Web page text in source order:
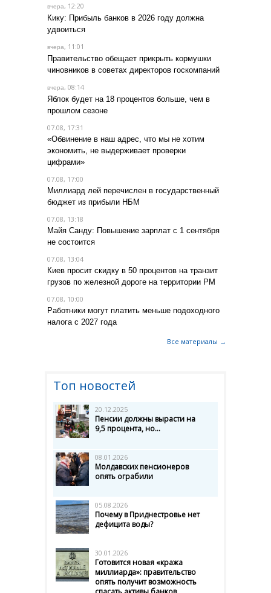
вчера, 12:20
Кику: Прибыль банков в 2026 году должна
удвоиться
вчера, 11:01
Правительство обещает прикрыть кормушки
чиновников в советах директоров госкомпаний
вчера, 08:14
Яблок будет на 18 процентов больше, чем в
прошлом сезоне
07.08, 17:31
«Обвинение в наш адрес, что мы не хотим
экономить, не выдерживает проверки
цифрами»
07.08, 17:00
Миллиард лей перечислен в государственный
бюджет из прибыли НБМ
07.08, 13:18
Майя Санду: Повышение зарплат с 1 сентября
не состоится
07.08, 13:04
Киев просит скидку в 50 процентов на транзит
грузов по железной дороге на территории РМ
07.08, 10:00
Работники могут платить меньше подоходного
налога с 2027 года
Все материалы →
Топ новостей
20.12.2025
Пенсии должны вырасти на
9,5 процента, но...
08.01.2026
Молдавских пенсионеров
опять ограбили
05.08.2026
Почему в Приднестровье нет
дефицита воды?
30.01.2026
Готовится новая «кража
миллиарда»: правительство
опять получит возможность